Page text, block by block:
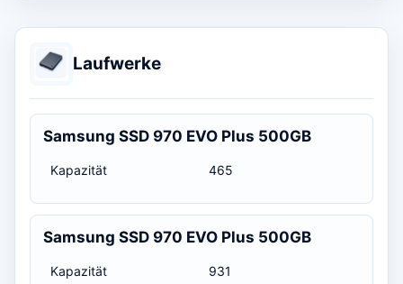
Laufwerke
Samsung SSD 970 EVO Plus 500GB
Kapazität 465
Samsung SSD 970 EVO Plus 500GB
Kapazität 931